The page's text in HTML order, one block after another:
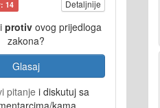
14 Detaljnije
protivovog prijedloga
zakona?
Glasaj
pitanje i diskutuj sa
kama